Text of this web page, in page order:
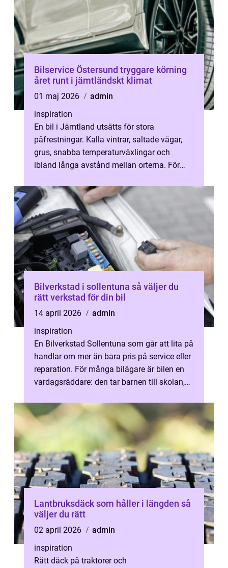
Bilservice Östersund tryggare körning
året runt i jämtländskt klimat
01 maj 2026
admin
inspiration
En bil i Jämtland utsätts för stora
påfrestningar. Kalla vintrar, saltade vägar,
grus, snabba temperaturväxlingar och
ibland långa avstånd mellan orterna. För
Bilverkstad i sollentuna så väljer du
rätt verkstad för din bil
14 april 2026
admin
inspiration
En Bilverkstad Sollentuna som går att lita på
handlar om mer än bara pris på service eller
reparation. För många bilägare är bilen en
vardagsräddare: den tar barnen till skolan,
Lantbruksdäck som håller i längden så
väljer du rätt
02 april 2026
admin
inspiration
Rätt däck på traktorer och